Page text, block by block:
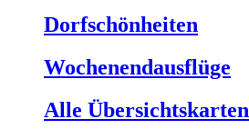
Dorfschönheiten
Wochenendausflüge
Alle Übersichtskarten